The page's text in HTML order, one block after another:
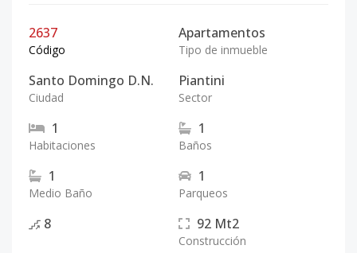
2637
Código
Apartamentos
Tipo de inmueble
Santo Domingo D.N.
Ciudad
Piantini
Sector
1
Habitaciones
1
Baños
1
Medio Baño
1
Parqueos
8 92 Mt2
Construcción